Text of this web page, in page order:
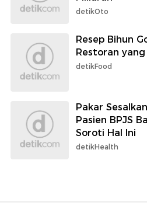
detikOto
Resep Bihun
Restoran
detikFood
Pakar
Pasien BPJS
Soroti Hal Ini
detikHealth